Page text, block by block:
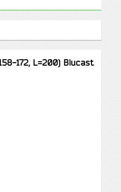
172, L=200) Blucast